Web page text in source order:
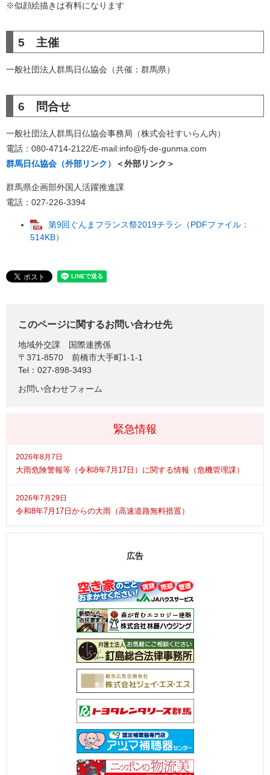
※似顔絵描きは有料になります
5 主催
一般社団法人群馬日仏協会（共催：群馬県）
6 問合せ
一般社団法人群馬日仏協会事務局（株式会社すいらん内）
電話：080-4714-2122/E-mail:info@fj-de-gunma.com
群馬日仏協会（外部リンク）
＜外部リンク＞
群馬県企画部外国人活躍推進課
電話：027-226-3394
第9回ぐんまフランス祭2019チラシ（PDFファイル：
514KB）
このページに関するお問い合わせ先
地域外交課
国際連携係
〒371-8570
前橋市大手町1-1-1
Tel：027-898-3493
お問い合わせフォーム
緊急情報
2026年8月7日
大雨危険警報等（令和8年7月17日）に関する情報（危機管理課）
2026年7月29日
令和8年7月17日からの大雨（高速道路無料措置）
広告